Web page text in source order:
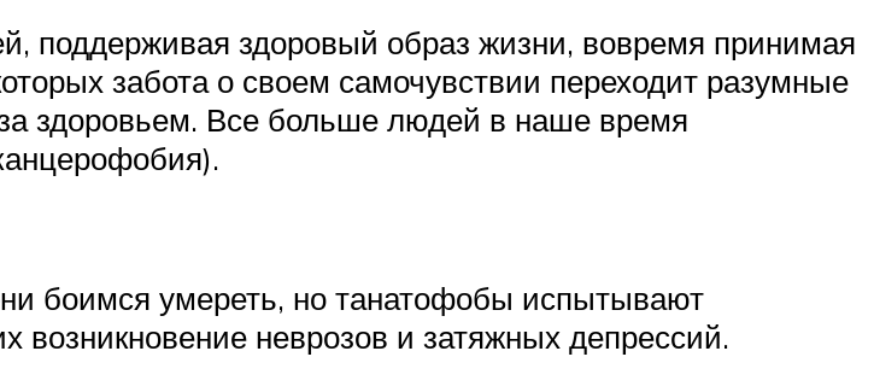
поддерживая здоровый образ жизни, вовремя принимая
забота о своем самочувствии переходит разумные
здоровьем. Все больше людей в наше время
боимся умереть, но танатофобы испытывают
возникновение неврозов и затяжных депрессий.